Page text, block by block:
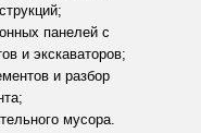
панелей с
и экскаваторов;
и разбор
мусора.